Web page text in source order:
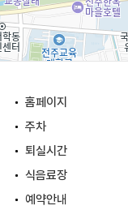
홈페이지
주차
퇴실시간
식음료장
예약안내